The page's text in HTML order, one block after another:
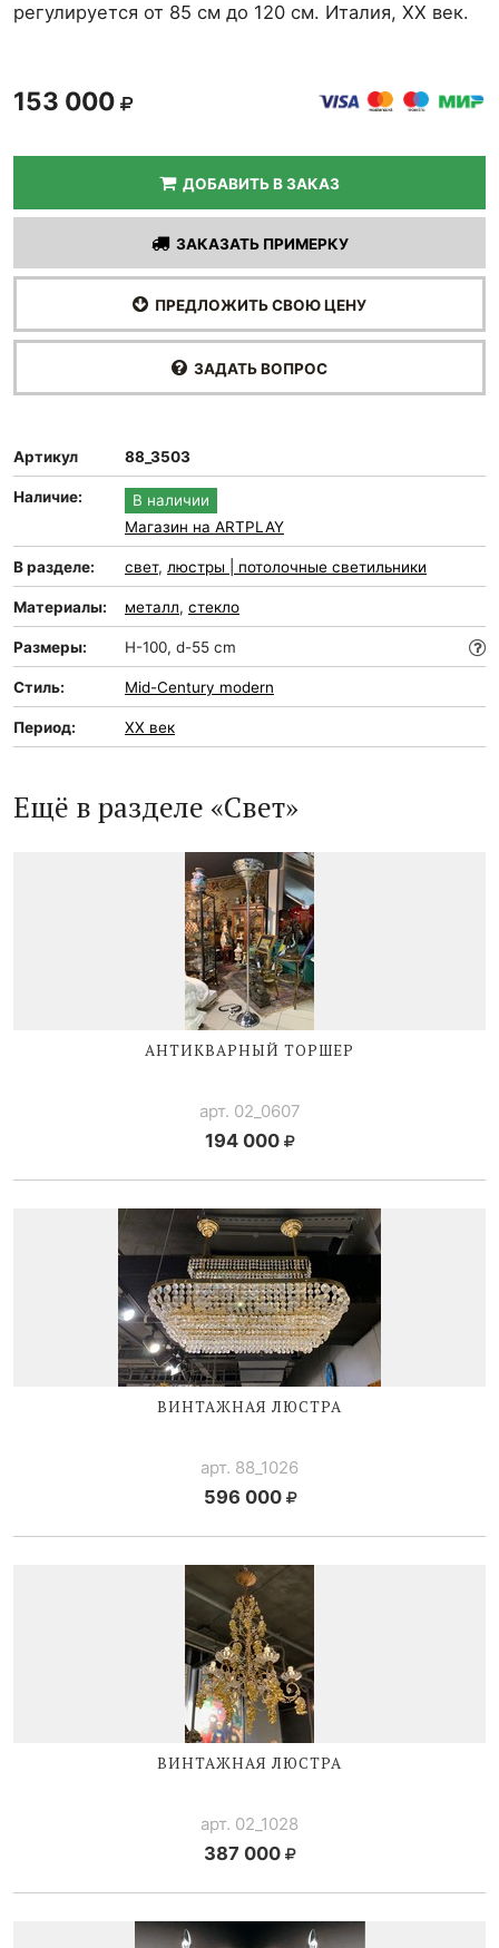
регулируется от 85 см до 120 см. Италия, XX век.
153 000
ДОБАВИТЬ В ЗАКАЗ
ЗАКАЗАТЬ ПРИМЕРКУ
ПРЕДЛОЖИТЬ СВОЮ ЦЕНУ
ЗАДАТЬ ВОПРОС
Артикул 88_3503
Наличие:
В наличии
Магазин на ARTPLAY
В разделе: свет, люстры | потолочные светильники
Материалы: металл, стекло
Размеры: H-100, d-55 cm
Стиль: Mid-Сentury modern
Период: XX век
Ещё в разделе «Свет»
АНТИКВАРНЫЙ ТОРШЕР
арт. 02_0607
194 000
ВИНТАЖНАЯ ЛЮСТРА
арт. 88_1026
596 000
ВИНТАЖНАЯ ЛЮСТРА
арт. 02_1028
387 000